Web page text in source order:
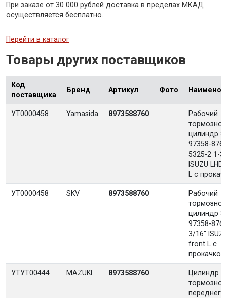
При заказе от 30 000 рублей доставка в пределах МКАД
осуществляется бесплатно.
Перейти в каталог
Товары других поставщиков
Код
поставщика
Бренд Артикул Фото
УТ0000458 Yamasida 8973588760
Рабочий
тормозной
цилиндр 8-
97358-876-
5325-2 1-
ISUZU
L с
УТ0000458 SKV 8973588760
Рабочий
тормозной
цилиндр 8-
97358-
3/16"
front L с
прокачкой
УТУТ00444 MAZUKI 8973588760
Цилиндр
тормозной
переднего